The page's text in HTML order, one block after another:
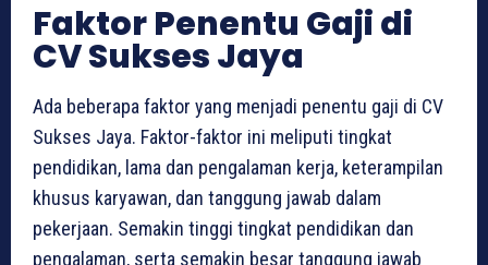
Faktor Penentu Gaji di
CV Sukses Jaya
Ada beberapa faktor yang menjadi penentu gaji di CV
Sukses Jaya. Faktor-faktor ini meliputi tingkat
pendidikan, lama dan pengalaman kerja, keterampilan
khusus karyawan, dan tanggung jawab dalam
pekerjaan. Semakin tinggi tingkat pendidikan dan
pengalaman, serta semakin besar tanggung jawab